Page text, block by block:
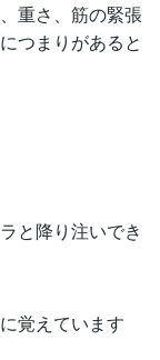
重さ、筋の緊張
つまりがあると
と降り注いでき
覚えています